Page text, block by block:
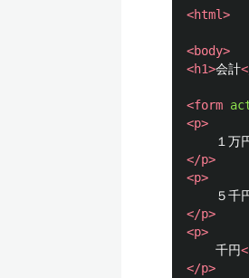
<html>
<body>
<h1>会計
<form
<p>
１万
</p>
<p>
５千
</p>
<p>
    千円
</p>